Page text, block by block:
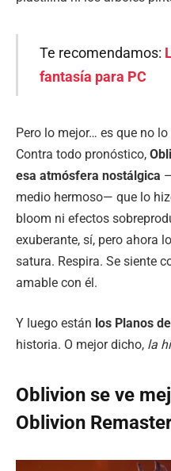
Te recomendamos:
fantasía para PC
Pero lo mejor… es que no
Contra todo pronóstico,
esa atmósfera nostálgica
medio hermoso— que lo
bloom ni efectos
exuberante, sí, pero ahora
satura. Respira. Se siente
amable con él.
Y luego están los Planos
historia. O mejor dicho, la
Oblivion se ve
Oblivion